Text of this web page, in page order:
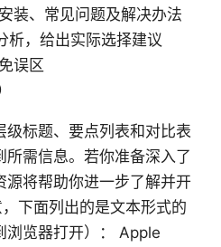
装、常见问题及解决办法
析，给出实际选择建议
误区
标题、要点列表和对比表
需信息。若你准备深入了
源将帮助你进一步了解并开
下面列出的是文本形式的
浏览器打开）： Apple